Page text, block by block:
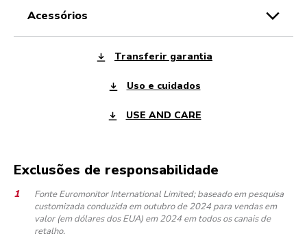
acessórios
Transferir garantia
Uso e cuidados
USE AND CARE
Exclusões de responsabilidade
Fonte Euromonitor International Limited; baseado em pesquisa
customizada conduzida em outubro de 2024 para vendas em
valor (em dólares dos EUA) em 2024 em todos os canais de
retalho.